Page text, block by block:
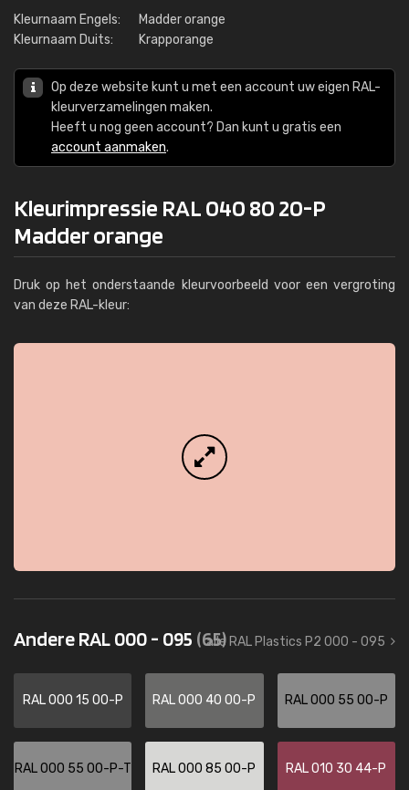
Kleurnaam Engels:
Madder orange
Kleurnaam Duits:
Krapporange
Op deze website kunt u met een account uw eigen RAL-
kleurverzamelingen maken.
Heeft u nog geen account? Dan kunt u gratis een
account aanmaken.
Kleurimpressie RAL 040 80 20-P
Madder orange
Druk op het onderstaande kleurvoorbeeld voor een vergroting
van deze RAL-kleur:
Andere RAL 000 - 095 (65)
alle RAL Plastics P2 000 - 095
RAL 000 15 00-P RAL 000 40 00-P RAL 000 55 00-P
RAL 000 55 00-P-T RAL 000 85 00-P RAL 010 30 44-P